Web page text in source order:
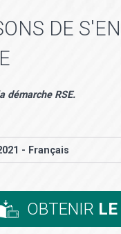
DE
démarche RSE.
- Français
OBTENIR